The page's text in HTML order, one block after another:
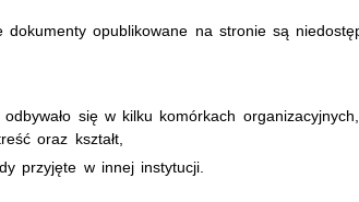
opublikowane na stronie są
się w kilku komórkach
oraz kształt,
przyjęte w innej instytucji.